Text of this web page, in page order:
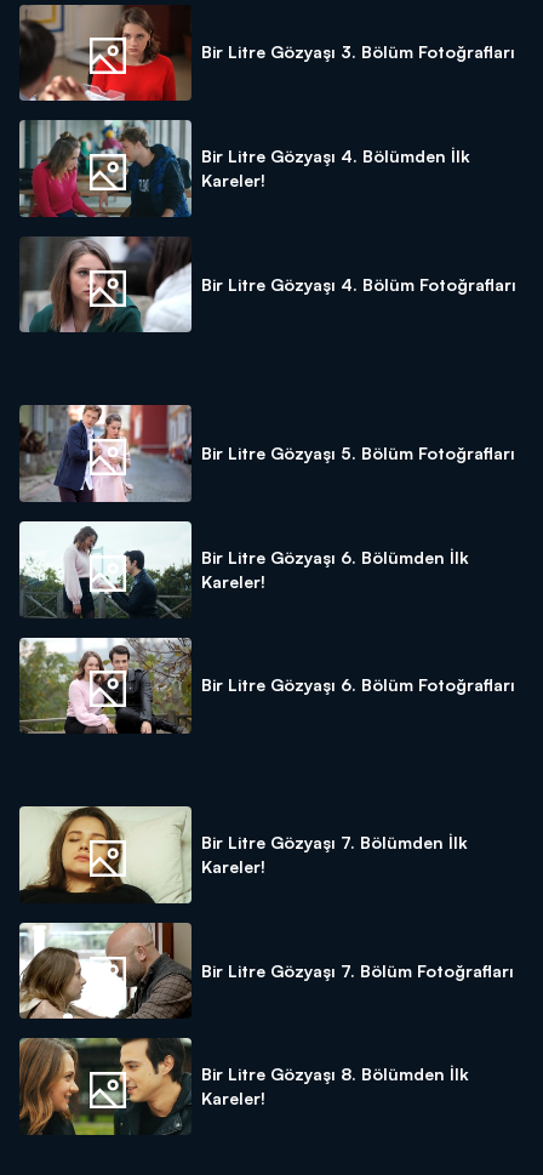
Bir Litre Gözyaşı 3. Bölüm Fotoğrafları
Bir Litre Gözyaşı 4. Bölümden İlk
Kareler!
Bir Litre Gözyaşı 4. Bölüm Fotoğrafları
Bir Litre Gözyaşı 5. Bölüm Fotoğrafları
Bir Litre Gözyaşı 6. Bölümden İlk
Kareler!
Bir Litre Gözyaşı 6. Bölüm Fotoğrafları
Bir Litre Gözyaşı 7. Bölümden İlk
Kareler!
Bir Litre Gözyaşı 7. Bölüm Fotoğrafları
Bir Litre Gözyaşı 8. Bölümden İlk
Kareler!